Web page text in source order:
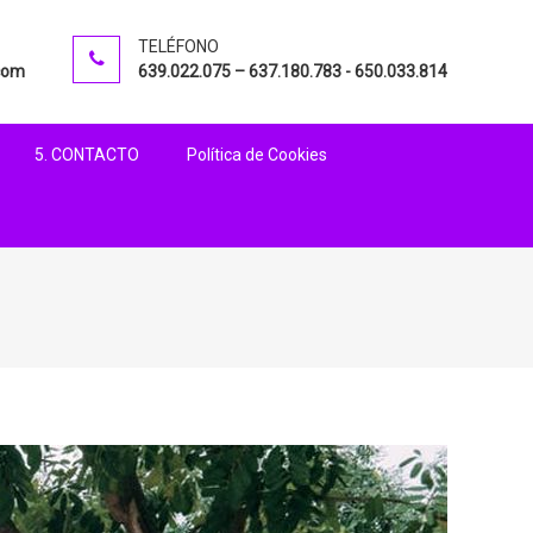
TELÉFONO
639.022.075 – 637.180.783 - 650.033.814
5. CONTACTO Política de Cookies